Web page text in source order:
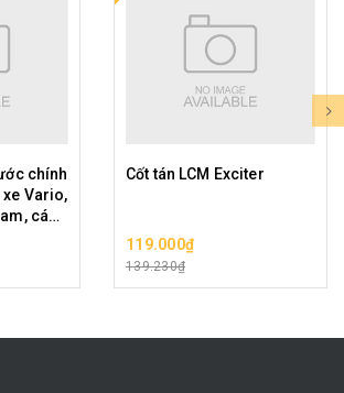
chính
Vario,
các
Cốt tán LCM Exciter
119.000₫
139.230₫